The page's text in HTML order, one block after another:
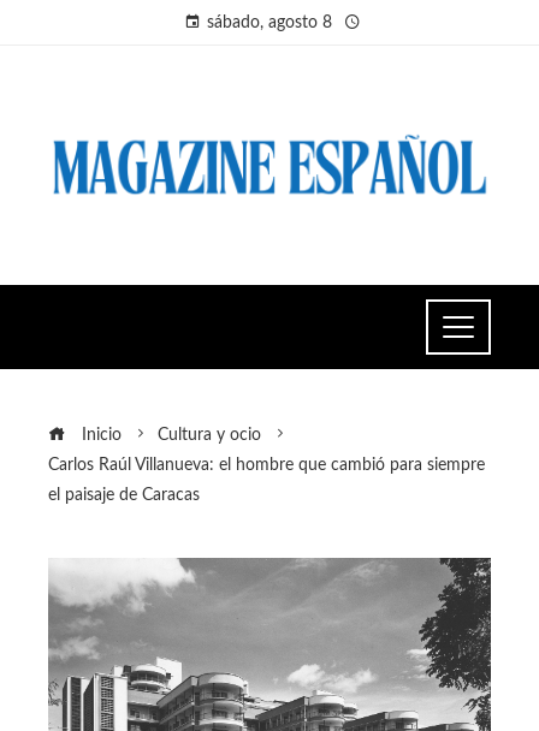
sábado, agosto 8
Inicio
Cultura y ocio
Carlos Raúl Villanueva: el hombre que cambió para siempre
el paisaje de Caracas